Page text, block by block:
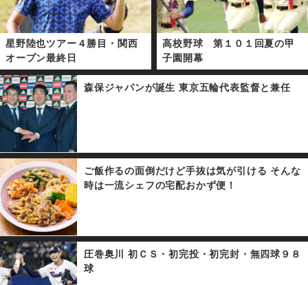
星野陸也ツアー４勝目・関西
オープン最終日
高校野球 第１０１回夏の甲
子園開幕
森保ジャパンが誕生 東京五輪代表監督と兼任
ご飯作るの面倒だけど手抜は気が引ける そんな
時は一流シェフの宅配おかず便！
圧巻奥川 初ＣＳ・初完投・初完封・無四球９８
球